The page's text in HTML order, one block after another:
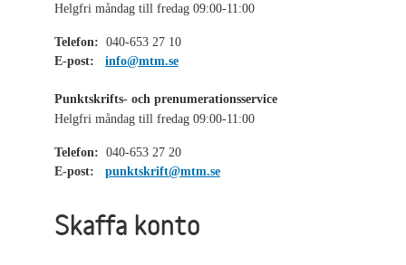
Helgfri måndag till fredag 09:00-11:00
Telefon: 040-653 27 10
E-post:
info@mtm.se
Punktskrifts- och prenumerationsservice
Helgfri måndag till fredag 09:00-11:00
Telefon: 040-653 27 20
E-post:
punktskrift@mtm.se
Skaffa konto